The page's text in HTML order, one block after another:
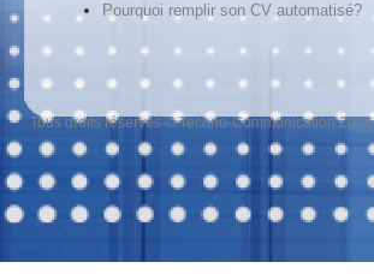
Pourquoi remplir son CV automatisé?
Tous droits réservés © Techno-Communication 2026